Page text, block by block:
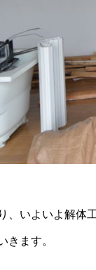
、いよいよ解体
ます。